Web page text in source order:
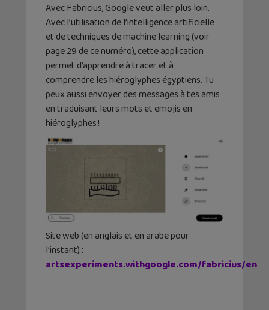
Avec Fabricius, Google veut aller plus loin.
Avec l’utilisation de l’intelligence artificielle
et de techniques de machine learning (voir
page 29 de ce numéro), cette application
permet d’apprendre à tracer et à
comprendre les hiéroglyphes égyptiens. Tu
peux aussi envoyer des messages à tes amis
en traduisant leurs mots et emojis en
hiéroglyphes !
Site web (en anglais et en arabe pour
l’instant) :
artsexperiments.withgoogle.com/fabricius/en